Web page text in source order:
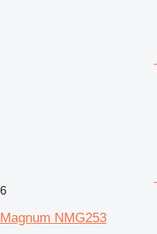
6
Magnum NMG253